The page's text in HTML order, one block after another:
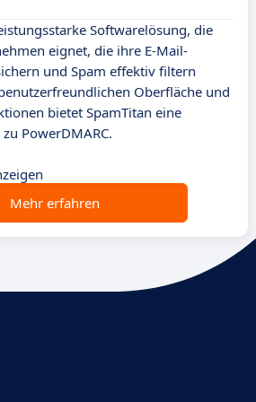
Softwarelösung, die
eignet, die ihre E-Mail-
und Spam effektiv filtern
Oberfläche und
bietet SpamTitan eine
PowerDMARC.
Mehr erfahren